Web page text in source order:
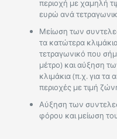
περιοχή με χαμηλή
ευρώ ανά
Μείωση των
τα κατώτερα
τετραγωνικό που
μέτρο) και αύξηση
κλιμάκια (π.χ. για τα
περιοχές με τιμή
Αύξηση των
φόρου και μείωση